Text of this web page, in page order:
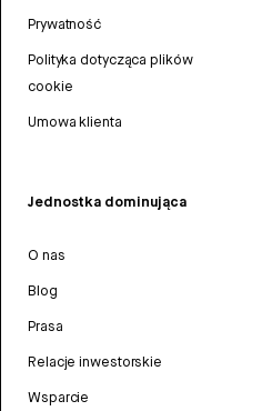
Prywatność
Polityka dotycząca plików
cookie
Umowa klienta
Jednostka dominująca
O nas
Blog
Prasa
Relacje inwestorskie
Wsparcie